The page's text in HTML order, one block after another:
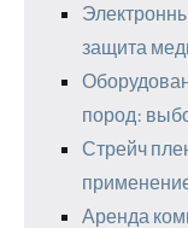
защита
пород:
Стрейч
Аренда